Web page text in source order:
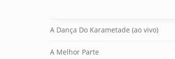
A Dança Do Karametade (ao vivo)
A Melhor Parte